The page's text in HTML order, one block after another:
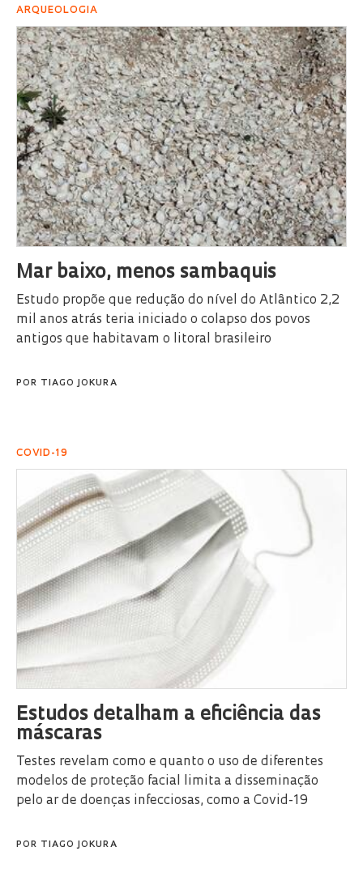
ARQUEOLOGIA
Mar baixo, menos sambaquis
Estudo propõe que redução do nível do Atlântico 2,2
mil anos atrás teria iniciado o colapso dos povos
antigos que habitavam o litoral brasileiro
POR TIAGO JOKURA
COVID-19
Estudos detalham a eficiência das
máscaras
Testes revelam como e quanto o uso de diferentes
modelos de proteção facial limita a disseminação
pelo ar de doenças infecciosas, como a Covid-19
POR TIAGO JOKURA